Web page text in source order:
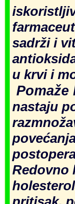
sadrži i
u krvi i
nastaju
Redovno